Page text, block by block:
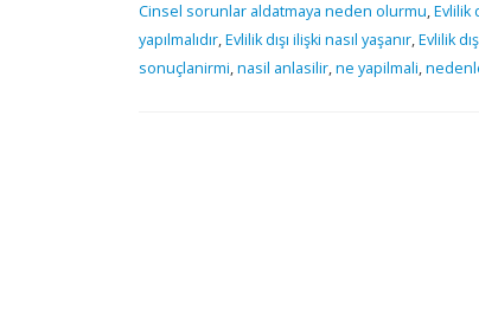
Cinsel sorunlar aldatmaya neden olurmu,Evlilik
yapılmalıdır,Evlilik dışı ilişki nasıl yaşanır,Evlilik
sonuçlanirmi,nasil anlasilir,ne yapilmali,